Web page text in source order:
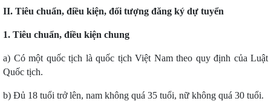
II. Tiêu chuẩn, điều kiện, đối tượng đăng ký dự tuyển
1. Tiêu chuẩn, điều kiện chung
a) Có một quốc tịch là quốc tịch Việt Nam theo quy định của Luật
Quốc tịch.
b) Đủ 18 tuổi trở lên, nam không quá 35 tuổi, nữ không quá 30 tuổi.